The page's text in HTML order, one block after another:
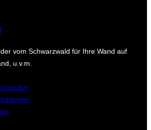
vom Schwarzwald für Ihre Wand auf
u.v.m.
kaufen